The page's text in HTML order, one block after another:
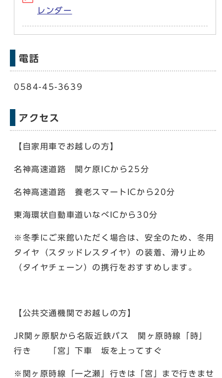
レンダー
電話
0584-45-3639
アクセス
【自家用車でお越しの方】
名神高速道路 関ケ原ICから25分
名神高速道路 養老スマートICから20分
東海環状自動車道いなべICから30分
※冬季にご来館いただく場合は、安全のため、冬用
タイヤ（スタッドレスタイヤ）の装着、滑り止め
（タイヤチェーン）の携行をおすすめします。
【公共交通機関でお越しの方】
JR関ヶ原駅から名阪近鉄バス 関ヶ原時線「時」
行き 「宮」下車 坂を上ってすぐ
※関ヶ原時線「一之瀬」行きは「宮」まで行きませ